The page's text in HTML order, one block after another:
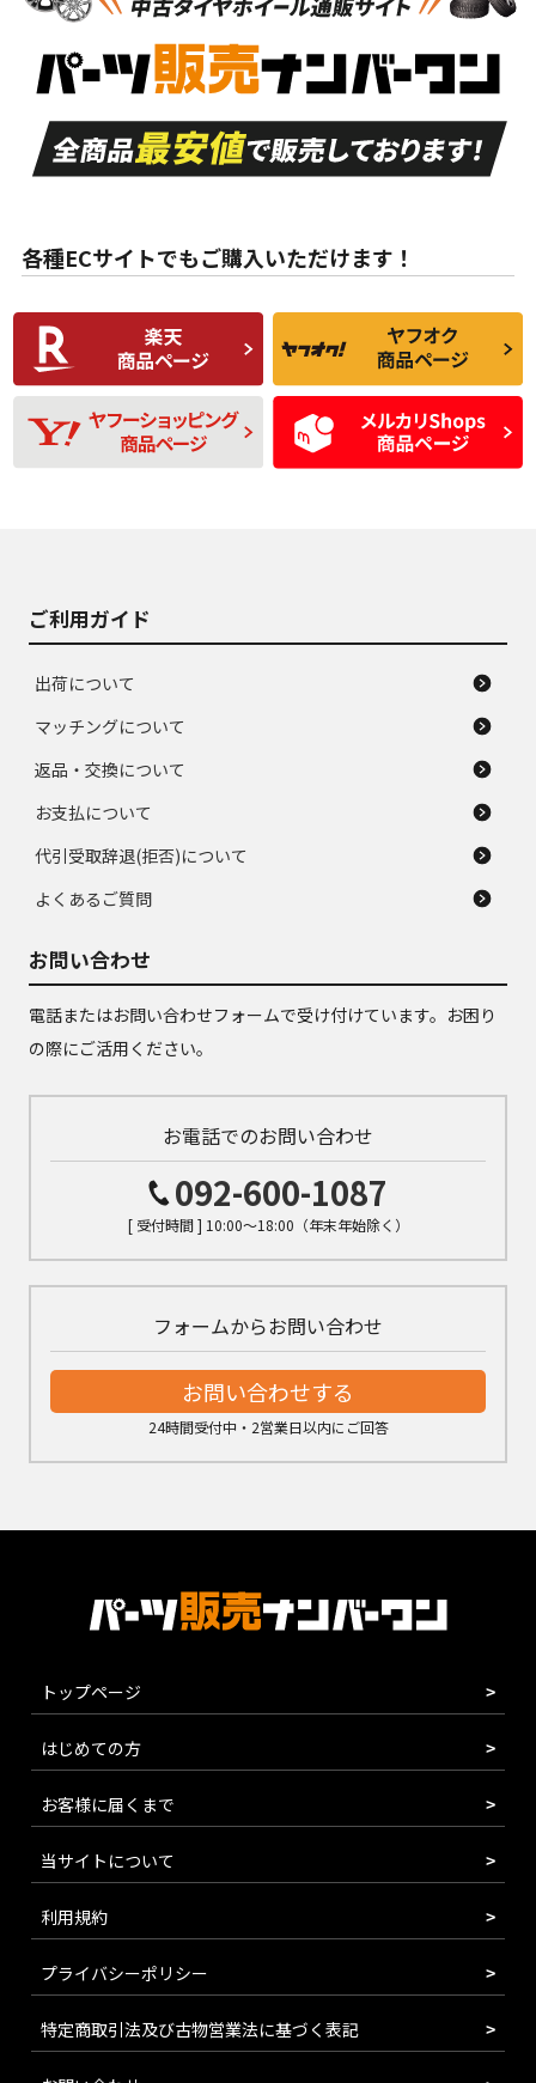
S
品）
S
新車外し品（新古
付き
A
走行距離も少なく、
目立つ傷もほとんど
ない中古品
A
走行距離も少なく、
非常に状態の良い中
古品
な中古品
んどない中古品
C
比較的きれいな中古
品
C
られるが、使用に問
題のない中古品
D
使用感や目立つ傷が
あり、一般的な中古
品
D
残り溝も少なく、偏
磨耗がみられ、短期
間使用できるくらい
の中古品
各種ECサイトでもご購入いただけます！
ご利用ガイド
出荷について
マッチングについて
返品・交換について
お支払について
代引受取辞退(拒否)について
よくあるご質問
お問い合わせ
電話またはお問い合わせフォームで受け付けています。お困り
の際にご活用ください。
お電話でのお問い合わせ
092-600-1087
[ 受付時間 ] 10:00～18:00（年末年始除く）
フォームからお問い合わせ
お問い合わせする
24時間受付中・2営業日以内にご回答
トップページ
はじめての方
お客様に届くまで
当サイトについて
利用規約
プライバシーポリシー
特定商取引法及び古物営業法に基づく表記